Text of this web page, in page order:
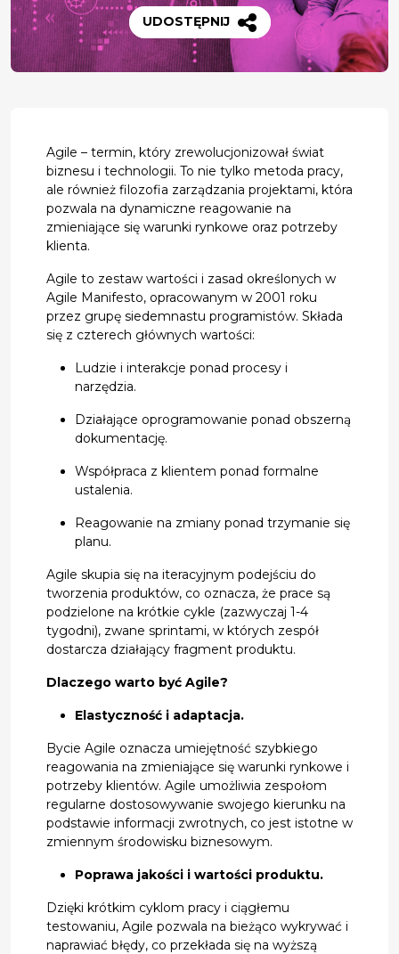
UDOSTĘPNIJ
Agile – termin, który zrewolucjonizował świat
biznesu i technologii. To nie tylko metoda pracy,
ale również filozofia zarządzania projektami, która
pozwala na dynamiczne reagowanie na
zmieniające się warunki rynkowe oraz potrzeby
klienta.
Agile to zestaw wartości i zasad określonych w
Agile Manifesto, opracowanym w 2001 roku
przez grupę siedemnastu programistów. Składa
się z czterech głównych wartości:
Ludzie i interakcje ponad procesy i
narzędzia.
Działające oprogramowanie ponad obszerną
dokumentację.
Współpraca z klientem ponad formalne
ustalenia.
Reagowanie na zmiany ponad trzymanie się
planu.
Agile skupia się na iteracyjnym podejściu do
tworzenia produktów, co oznacza, że prace są
podzielone na krótkie cykle (zazwyczaj 1-4
tygodni), zwane sprintami, w których zespół
dostarcza działający fragment produktu.
Dlaczego warto być Agile?
Elastyczność i adaptacja.
Bycie Agile oznacza umiejętność szybkiego
reagowania na zmieniające się warunki rynkowe i
potrzeby klientów. Agile umożliwia zespołom
regularne dostosowywanie swojego kierunku na
podstawie informacji zwrotnych, co jest istotne w
zmiennym środowisku biznesowym.
Poprawa jakości i wartości produktu.
Dzięki krótkim cyklom pracy i ciągłemu
testowaniu, Agile pozwala na bieżąco wykrywać i
naprawiać błędy, co przekłada się na wyższą